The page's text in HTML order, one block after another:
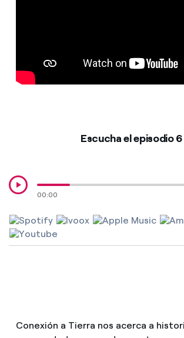
¿Has recibido una oferta para
compañía?
Escucha el episodio 6
00:00
Conexión a Tierra nos acerca a